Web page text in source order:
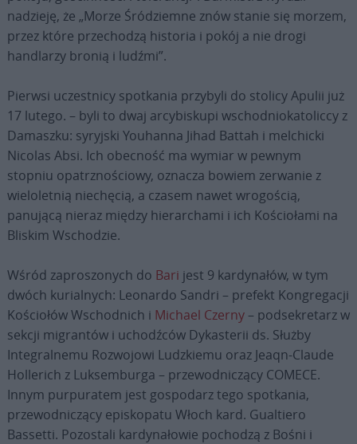
nadzieję, że „Morze Śródziemne znów stanie się morzem,
przez które przechodzą historia i pokój a nie drogi
handlarzy bronią i ludźmi”.
Pierwsi uczestnicy spotkania przybyli do stolicy Apulii już
17 lutego. – byli to dwaj arcybiskupi wschodniokatoliccy z
Damaszku: syryjski Youhanna Jihad Battah i melchicki
Nicolas Absi. Ich obecność ma wymiar w pewnym
stopniu opatrznościowy, oznacza bowiem zerwanie z
wieloletnią niechęcią, a czasem nawet wrogością,
panującą nieraz między hierarchami i ich Kościołami na
Bliskim Wschodzie.
Wśród zaproszonych do Bari jest 9 kardynałów, w tym
dwóch kurialnych: Leonardo Sandri – prefekt Kongregacji
Kościołów Wschodnich i Michael Czerny– podsekretarz w
sekcji migrantów i uchodźców Dykasterii ds. Służby
Integralnemu Rozwojowi Ludzkiemu oraz Jeaqn-Claude
Hollerich z Luksemburga – przewodniczący COMECE.
Innym purpuratem jest gospodarz tego spotkania,
przewodniczący episkopatu Włoch kard. Gualtiero
Bassetti. Pozostali kardynałowie pochodzą z Bośni i